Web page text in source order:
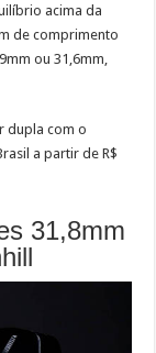
acima da
de comprimento
ou 31,6mm,
dupla com o
a partir de R$
31,8mm